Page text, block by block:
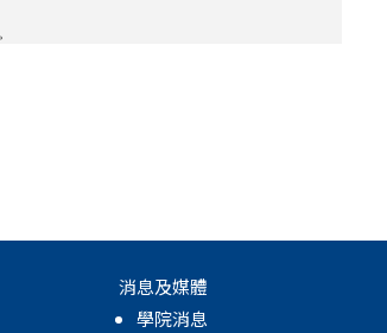
消息及媒體
學院消息